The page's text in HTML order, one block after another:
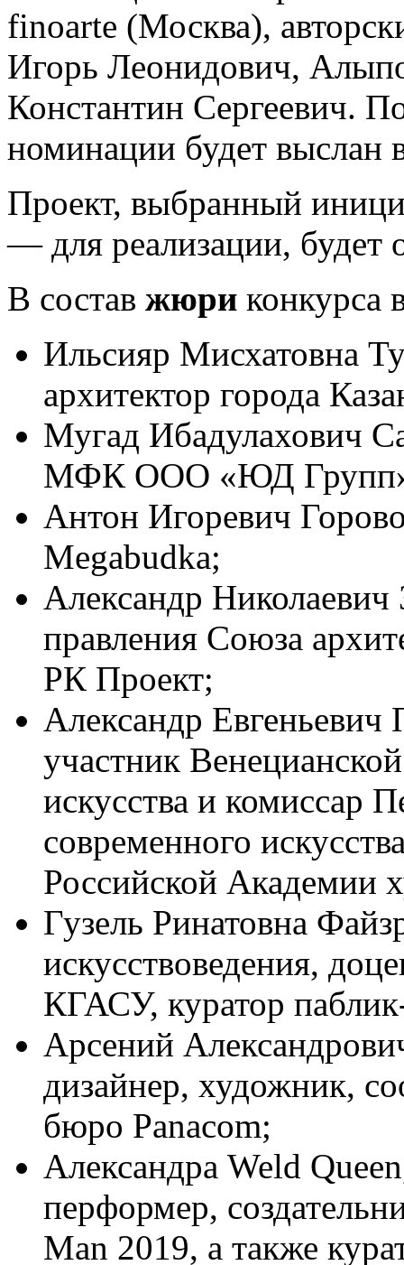
finoarte (Москва),
Игорь Леонидович,
Константин Сергеевич.
номинации будет выслан
Проект, выбранный
— для реализации, будет
В состав жюри конкурса
Ильсияр Мисхатовна
архитектор города
Мугад Ибадулахович
МФК ООО «ЮД
Антон Игоревич
Megabudka;
Александр Николаевич
правления Союза
РК Проект;
Александр
участник
искусства и комиссар
современного
Российской Академии
Гузель Ринатовна
искусствоведения,
КГАСУ, куратор
Арсений
дизайнер, художник,
бюро Panacom;
Александра Weld
перформер,
Man 2019, а также